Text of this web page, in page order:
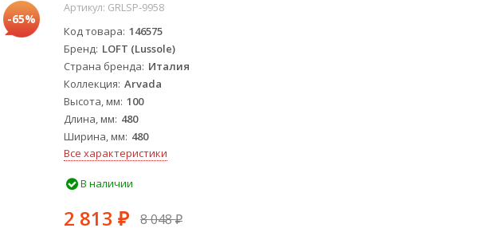
-65%
Артикул: GRLSP-9958
Код товара 146575
Бренд LOFT (Lussole)
Страна бренда Италия
Коллекция Arvada
Высота, мм 100
Длина, мм 480
Ширина, мм 480
Все характеристики
В наличии
2 813 ₽ 8 048₽